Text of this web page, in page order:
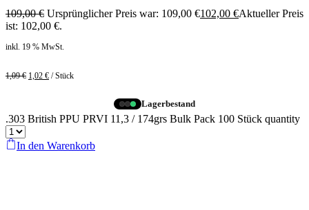
109,00€ Ursprünglicher Preis war: 109,00 €102,00 €Aktueller Preis
ist: 102,00 €.
inkl. 19 % MwSt.
1,09€ 1,02 € /Stück
Lagerbestand
.303 British PPU PRVI 11,3 / 174grs Bulk Pack 100 Stück quantity
In den Warenkorb